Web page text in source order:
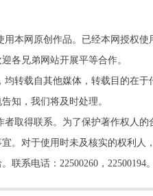
本网原创作品。已经本网授权
各兄弟网站开展平等合作。
转载自其他媒体，转载目的在
知，我们将及时处理。
取得联系。为了保护著作权人
。对于使用时未及核实的权利
系电话：22500260，22500194